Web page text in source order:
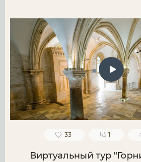
33 1
Виртуальный тур